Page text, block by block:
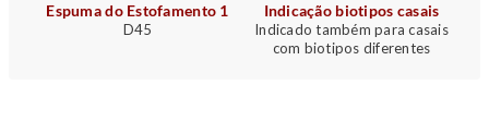
Espuma do Estofamento 1
D45
Indicação biotipos casais
Indicado também para casais
com biotipos diferentes